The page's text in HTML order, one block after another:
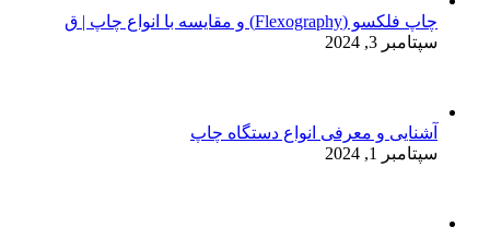
چاپ فلکسو (Flexography) و مقایسه با انواع چاپ | ق
سپتامبر 3, 2024
آشنایی و معرفی انواع دستگاه چاپ
سپتامبر 1, 2024